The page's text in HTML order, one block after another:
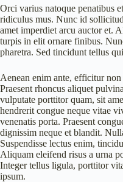
Orci varius natoque penatibus
ridiculus mus. Nunc id
amet imperdiet arcu auctor et.
turpis in elit ornare finibus.
pharetra. Sed tincidunt tellus
Aenean enim ante, efficitur
Praesent rhoncus aliquet
vulputate porttitor quam, sit
hendrerit congue neque vitae
venenatis porta. Praesent
dignissim neque et blandit.
Suspendisse lectus enim,
Aliquam eleifend risus a urna
Integer tellus ligula, porttitor
ipsum.